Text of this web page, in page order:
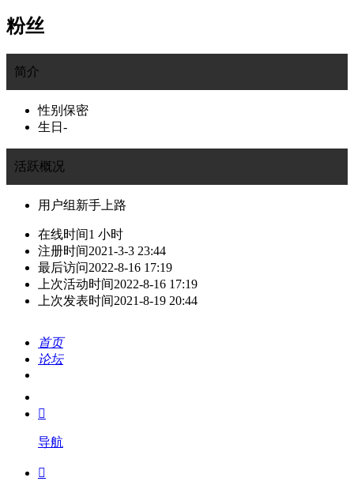
粉丝
简介
性别 保密
生日 -
活跃概况
用户组 新手上路
在线时间1 小时
注册时间2021-3-3 23:44
最后访问2022-8-16 17:19
上次活动时间2022-8-16 17:19
上次发表时间2021-8-19 20:44
首页
论坛
我的

导航
